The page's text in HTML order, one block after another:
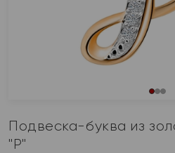
Подвеска-буква из
"Р"